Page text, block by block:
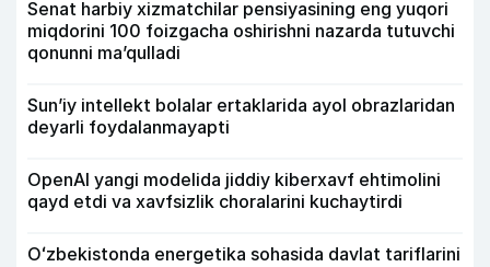
Senat harbiy xizmatchilar pensiyasining eng yuqori
miqdorini 100 foizgacha oshirishni nazarda tutuvchi
qonunni ma’qulladi
Sun’iy intellekt bolalar ertaklarida ayol obrazlaridan
deyarli foydalanmayapti
OpenAI yangi modelida jiddiy kiberxavf ehtimolini
qayd etdi va xavfsizlik choralarini kuchaytirdi
Oʻzbekistonda energetika sohasida davlat tariflarini